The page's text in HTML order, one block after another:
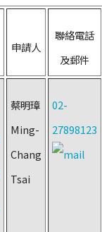
申請人
聯絡電話
及郵件
蔡明璋
Ming-
Chang
Tsai
02-
27898123